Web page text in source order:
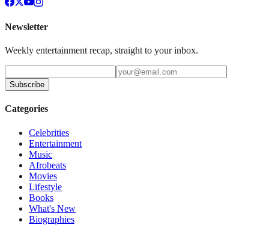
Newsletter
Weekly entertainment recap, straight to your inbox.
Subscribe
Categories
Celebrities
Entertainment
Music
Afrobeats
Movies
Lifestyle
Books
What's New
Biographies